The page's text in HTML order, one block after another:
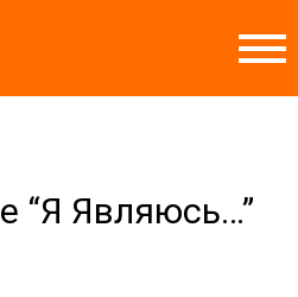
“Я Являюсь…”